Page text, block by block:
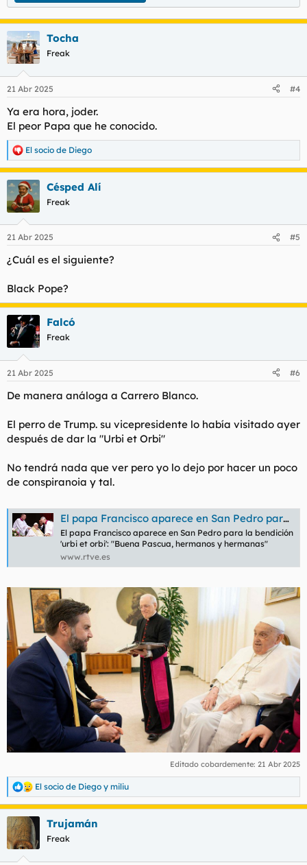
Tocha
Freak
21 Abr 2025 #4
Ya era hora, joder.
El peor Papa que he conocido.
R
e
a
c
c
i
e
:
El socio de Diego
Césped Alí
Freak
21 Abr 2025 #5
¿Cuál es el siguiente?
Black Pope?
Falcó
Freak
21 Abr 2025 #6
De manera análoga a Carrero Blanco.
El perro de Trump. su vicepresidente lo había visitado ayer
después de dar la "Urbi et Orbi"
No tendrá nada que ver pero yo lo dejo por hacer un poco
de conspiranoia y tal.
El papa Francisco aparece en San Pedro para la bendición 'urbi et orbi': "Buena Pascua, hermanos y hermanas"
El papa Francisco aparece en San Pedro para la bendición
'urbi et orbi': "Buena Pascua, hermanos y hermanas"
www.rtve.es
Editado cobardemente: 21 Abr 2025
R
e
c
c
i
El socio de Diego y miliu
Trujamán
Freak